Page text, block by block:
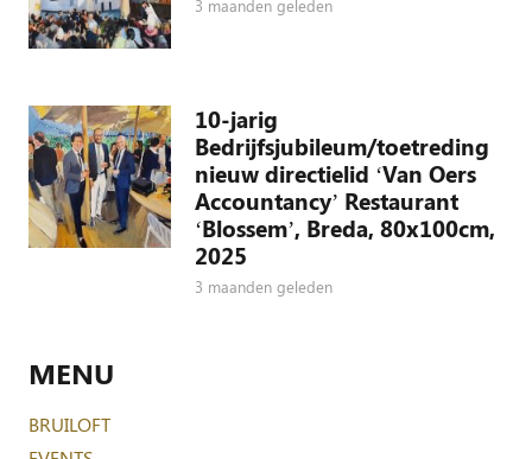
3 maanden geleden
10-jarig
Bedrijfsjubileum/toetreding
nieuw directielid ‘Van Oers
Accountancy’ Restaurant
‘Blossem’, Breda, 80x100cm,
2025
3 maanden geleden
MENU
BRUILOFT